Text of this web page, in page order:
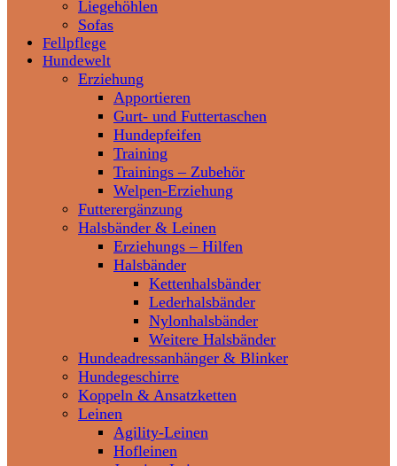
Liegehöhlen
Sofas
Fellpflege
Hundewelt
Erziehung
Apportieren
Gurt- und Futtertaschen
Hundepfeifen
Training
Trainings – Zubehör
Welpen-Erziehung
Futterergänzung
Halsbänder & Leinen
Erziehungs – Hilfen
Halsbänder
Kettenhalsbänder
Lederhalsbänder
Nylonhalsbänder
Weitere Halsbänder
Hundeadressanhänger & Blinker
Hundegeschirre
Koppeln & Ansatzketten
Leinen
Agility-Leinen
Hofleinen